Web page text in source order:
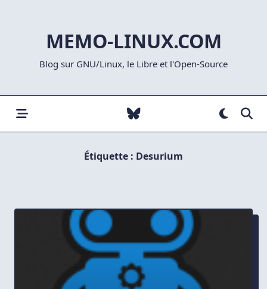
MEMO-LINUX.COM
Blog sur GNU/Linux, le Libre et l'Open-Source
Étiquette : Desurium